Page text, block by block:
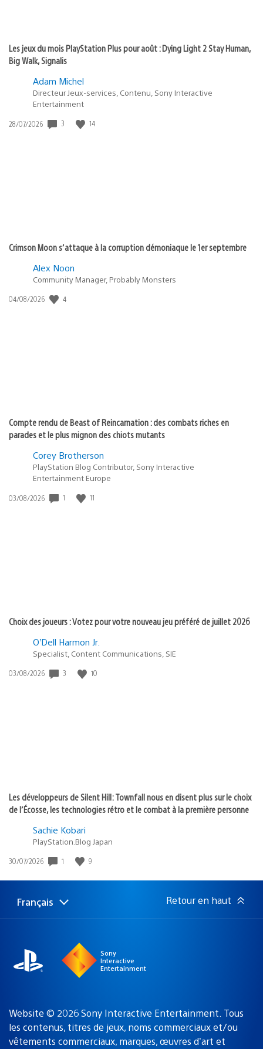
Les jeux du mois PlayStation Plus pour août : Dying Light 2 Stay Human,
Big Walk, Signalis
Adam Michel
Directeur Jeux-services, Contenu, Sony Interactive
Entertainment
Date
28/07/2026 3 14
Crimson Moon s’attaque à la corruption démoniaque le 1er septembre
Alex Noon
Community Manager, Probably Monsters
Date
04/08/2026 4
Compte rendu de Beast of Reincarnation : des combats riches en
parades et le plus mignon des chiots mutants
Corey Brotherson
PlayStation Blog Contributor, Sony Interactive
Entertainment Europe
Date
03/08/2026 1 11
Choix des joueurs : Votez pour votre nouveau jeu préféré de juillet 2026
O’Dell Harmon Jr.
Specialist, Content Communications, SIE
Date
03/08/2026 3 10
Les développeurs de Silent Hill: Townfall nous en disent plus sur le choix
de l’Écosse, les technologies rétro et le combat à la première personne
Sachie Kobari
PlayStation.Blog Japan
Date
publication
30/07/2026 1 9
Choisir
Région
Français Retour en haut
Sony
Interactive
Entertainment
Website © 2026 Sony Interactive Entertainment. Tous
les contenus, titres de jeux, noms commerciaux et/ou
vêtements commerciaux, marques, œuvres d’art et